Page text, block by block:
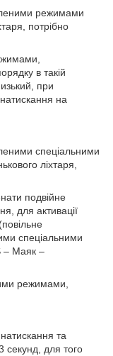
режимами
потрібно
в такій
при
на
спеціальними
ліхтаря,
подвійне
для активації
спеціальними
– Маяк –
режимами,
та
секунд, для того